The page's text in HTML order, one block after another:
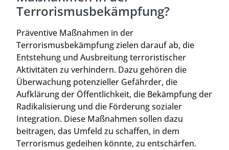
Terrorismusbekämpfung?
Präventive Maßnahmen in der
Terrorismusbekämpfung zielen darauf ab, die
Entstehung und Ausbreitung terroristischer
Aktivitäten zu verhindern. Dazu gehören die
Überwachung potenzieller Gefährder, die
Aufklärung der Öffentlichkeit, die Bekämpfung der
Radikalisierung und die Förderung sozialer
Integration. Diese Maßnahmen sollen dazu
beitragen, das Umfeld zu schaffen, in dem
Terrorismus gedeihen könnte, zu entschärfen.